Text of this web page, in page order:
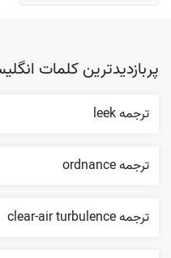
پربازدیدترین کلمات
ترجمه leek
ترجمه ordnance
ترجمه clear-air turbulence